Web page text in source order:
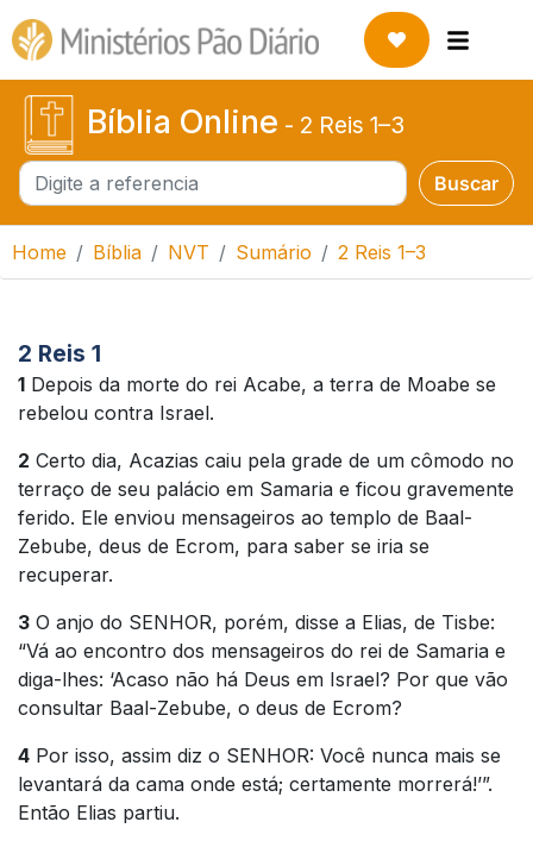
Bíblia Online - 2 Reis 1–3
Buscar Buscar
Home Bíblia NVT Sumário 2 Reis 1–3
2 Reis 1
1 Depois da morte do rei Acabe, a terra de Moabe se
rebelou contra Israel.
2 Certo dia, Acazias caiu pela grade de um cômodo no
terraço de seu palácio em Samaria e ficou gravemente
ferido. Ele enviou mensageiros ao templo de Baal-
Zebube, deus de Ecrom, para saber se iria se
recuperar.
3 O anjo do SENHOR, porém, disse a Elias, de Tisbe:
“Vá ao encontro dos mensageiros do rei de Samaria e
diga-lhes: ‘Acaso não há Deus em Israel? Por que vão
consultar Baal-Zebube, o deus de Ecrom?
4 Por isso, assim diz o SENHOR: Você nunca mais se
levantará da cama onde está; certamente morrerá!’”.
Então Elias partiu.